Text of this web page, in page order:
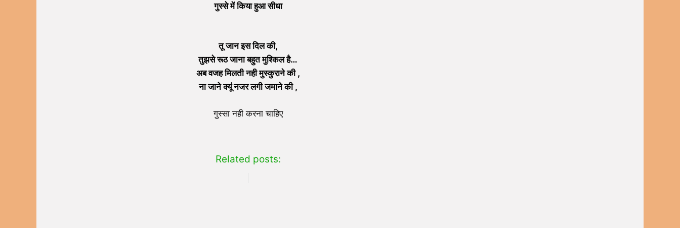
गुस्से में किया हुआ सीधा
तू जान इस दिल की,
तुझसे रूठ जाना बहुत मुश्किल है…
अब वजह मिलती नही मुस्कुराने की ,
ना जाने क्यूं नजर लगी जमाने की ,
गुस्सा नही करना चाहिए
Related posts: